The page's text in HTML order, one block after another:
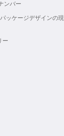
ンバー
ッケージデザインの現
ー